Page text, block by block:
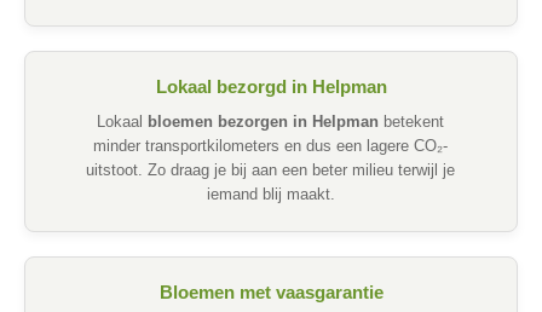
Lokaal bezorgd in Helpman
Lokaal bloemen bezorgen in Helpman betekent
minder transportkilometers en dus een lagere CO₂-
uitstoot. Zo draag je bij aan een beter milieu terwijl je
iemand blij maakt.
Bloemen met vaasgarantie